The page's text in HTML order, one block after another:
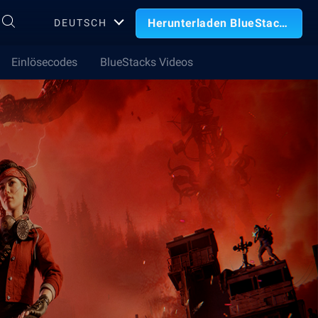
DEUTSCH Herunterladen BlueStacks
Einlösecodes BlueStacks Videos